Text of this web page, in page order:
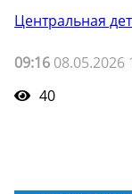
Центральная
09:16 08.05.2026
40